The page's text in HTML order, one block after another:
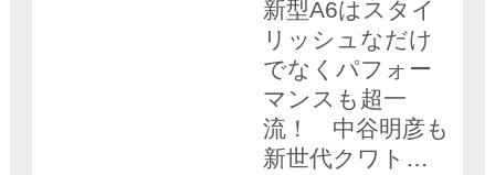
新型A6はスタイ
リッシュなだけ
でなくパフォー
マンスも超一
流！ 中谷明彦も
新世代クワトロ